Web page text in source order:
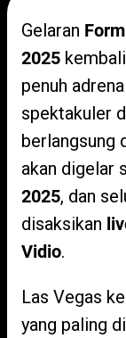
Gelaran
2025
penuh
spektakuler
berlangsung
akan digelar
2025, dan
disaksikan
Vidio.
Las Vegas
yang paling